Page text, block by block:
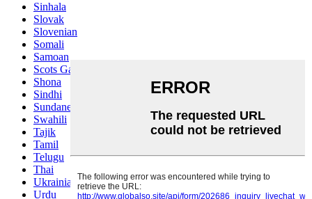
Sinhala
Slovak
Slovenian
Somali
Samoan
Scots Gaelic
Shona
Sindhi
Sundanese
Swahili
Tajik
Tamil
Telugu
Thai
Ukrainian
Urdu